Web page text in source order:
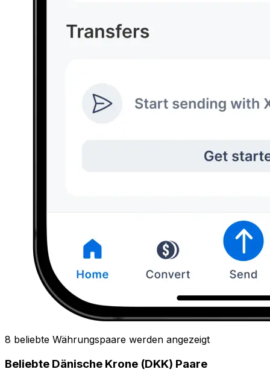
8 beliebte Währungspaare werden angezeigt
Beliebte Dänische Krone (DKK) Paare